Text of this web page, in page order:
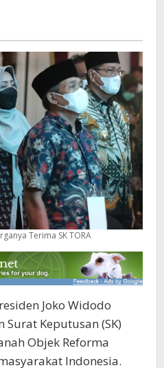
Terima SK TORA
Joko Widodo
Keputusan (SK)
Objek Reforma
Indonesia.